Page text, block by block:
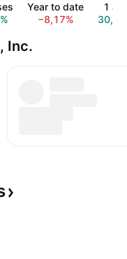
Year to date
−8,17%
1
Inc.